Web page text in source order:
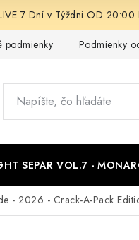
7 Dní v Týždni OD 20:00
podmienky Podmienky
SEPAR VOL.7 -
- 2026 - Crack-A-Pack